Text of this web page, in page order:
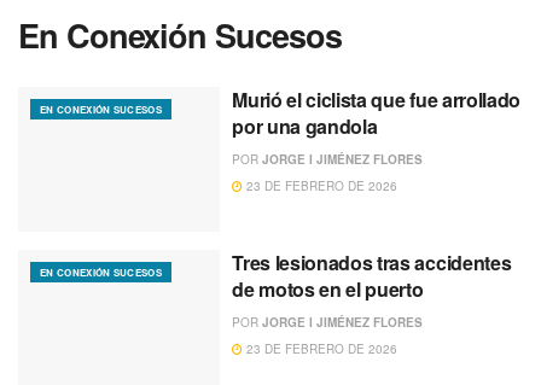
En Conexión Sucesos
EN CONEXIÓN SUCESOS
Murió el ciclista que fue arrollado
por una gandola
POR JORGE I JIMÉNEZ FLORES
23 DE FEBRERO DE 2026
EN CONEXIÓN SUCESOS
Tres lesionados tras accidentes
de motos en el puerto
POR JORGE I JIMÉNEZ FLORES
23 DE FEBRERO DE 2026